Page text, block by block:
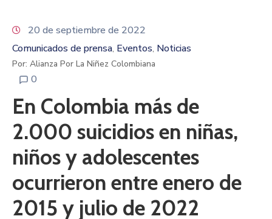
20 de septiembre de 2022
Comunicados de prensa‚ Eventos‚ Noticias
Por: Alianza Por La Niñez Colombiana
0
En Colombia más de
2.000 suicidios en niñas,
niños y adolescentes
ocurrieron entre enero de
2015 y julio de 2022